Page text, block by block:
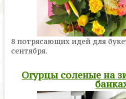
8 потрясающих идей для
сентября.
Огурцы соленые на